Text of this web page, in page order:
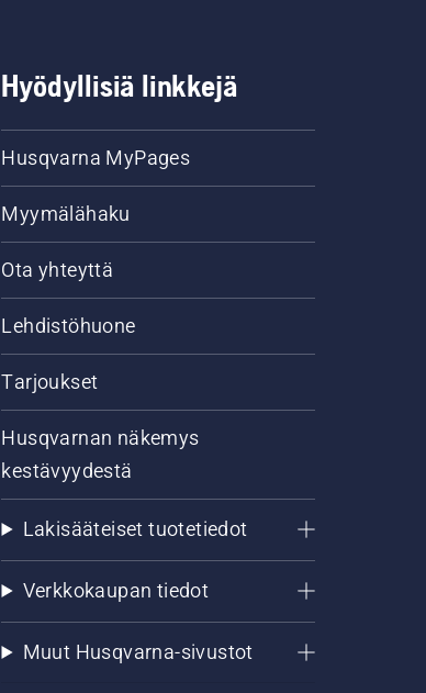
Hyödyllisiä linkkejä
Husqvarna MyPages
Myymälähaku
Ota yhteyttä
Lehdistöhuone
Tarjoukset
Husqvarnan näkemys
kestävyydestä
Lakisääteiset tuotetiedot
Verkkokaupan tiedot
Muut Husqvarna-sivustot